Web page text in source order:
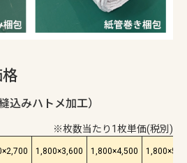
込みハトメ加工）
※枚数当たり1枚単価(税別)
1,800×3,600 1,800×4,500